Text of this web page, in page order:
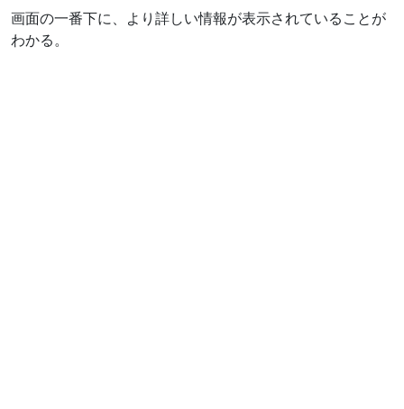
画面の一番下に、より詳しい情報が表示されていることが
わかる。